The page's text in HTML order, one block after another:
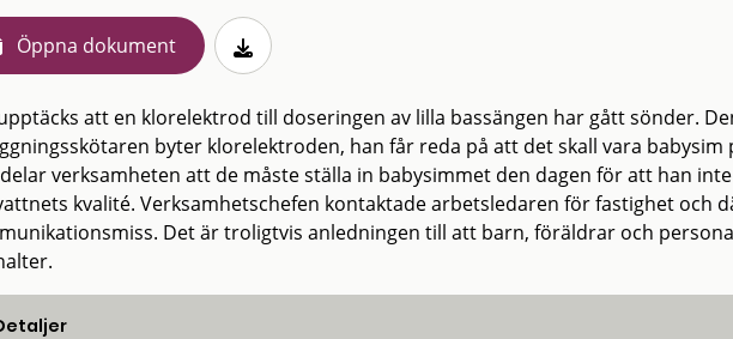
Öppna dokument
att en klorelektrod till doseringen av lilla bassängen har gått sönder.
byter klorelektroden, han får reda på att det skall vara babysim
verksamheten att de måste ställa in babysimmet den dagen för att han
kvalité. Verksamhetschefen kontaktade arbetsledaren för fastighet och
Det är troligtvis anledningen till att barn, föräldrar och